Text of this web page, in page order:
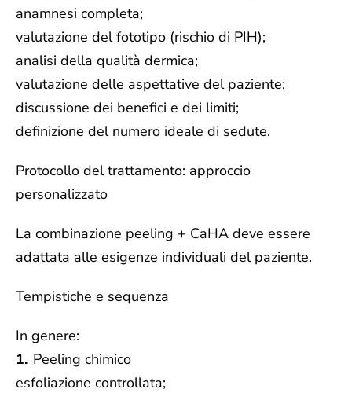
anamnesi completa;
valutazione del fototipo (rischio di PIH);
analisi della qualità dermica;
valutazione delle aspettative del paziente;
discussione dei benefici e dei limiti;
definizione del numero ideale di sedute.
Protocollo del trattamento: approccio
personalizzato
La combinazione peeling + CaHA deve essere
adattata alle esigenze individuali del paziente.
Tempistiche e sequenza
In genere:
Peeling chimico
esfoliazione controllata;